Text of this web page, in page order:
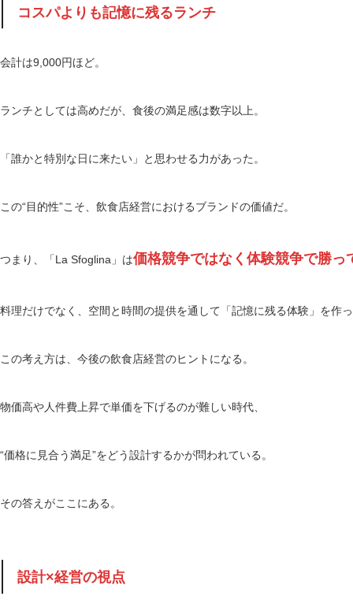
コスパよりも記憶に残るランチ
会計は9,000円ほど。
ランチとしては高めだが、食後の満足感は数字以上。
「誰かと特別な日に来たい」と思わせる力があった。
この“目的性”こそ、飲食店経営におけるブランドの価値だ。
つまり、「La Sfoglina」は価格競争ではなく体験競争で勝っ
料理だけでなく、空間と時間の提供を通して「記憶に残る体験」を作
この考え方は、今後の飲食店経営のヒントになる。
物価高や人件費上昇で単価を下げるのが難しい時代、
“価格に見合う満足”をどう設計するかが問われている。
その答えがここにある。
設計×経営の視点